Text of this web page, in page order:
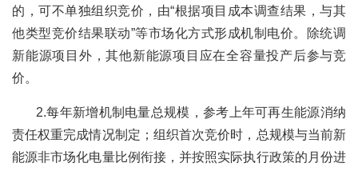
的，可不单独组织竞价，由“根据项目成本调查结果，与其
他类型竞价结果联动”等市场化方式形成机制电价。除统调
新能源项目外，其他新能源项目应在全容量投产后参与竞
价。
2.每年新增机制电量总规模，参考上年可再生能源消纳
责任权重完成情况制定；组织首次竞价时，总规模与当前新
能源非市场化电量比例衔接，并按照实际执行政策的月份进